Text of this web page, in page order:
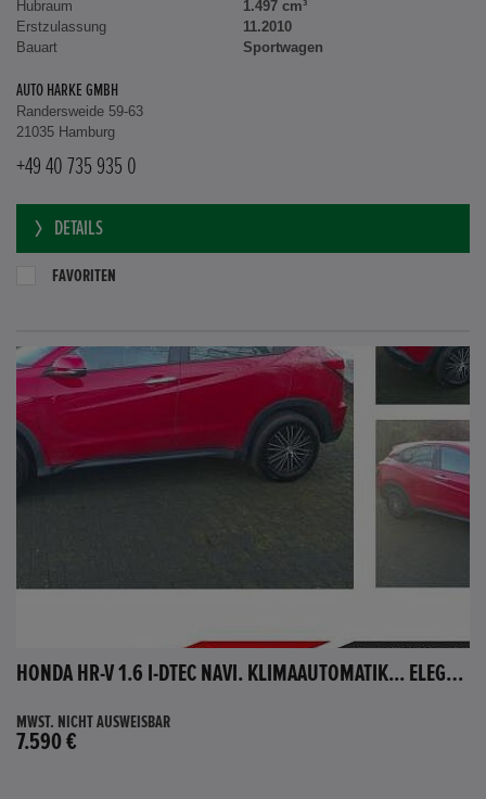
Hubraum
1.497 cm³
Erstzulassung
11.2010
Bauart
Sportwagen
AUTO HARKE GMBH
Randersweide 59-63
21035 Hamburg
+49 40 735 935 0
DETAILS
FAVORITEN
HONDA HR-V 1.6 I-DTEC NAVI. KLIMAAUTOMATIK... ELEGANCE
MWST. NICHT AUSWEISBAR
7.590 €